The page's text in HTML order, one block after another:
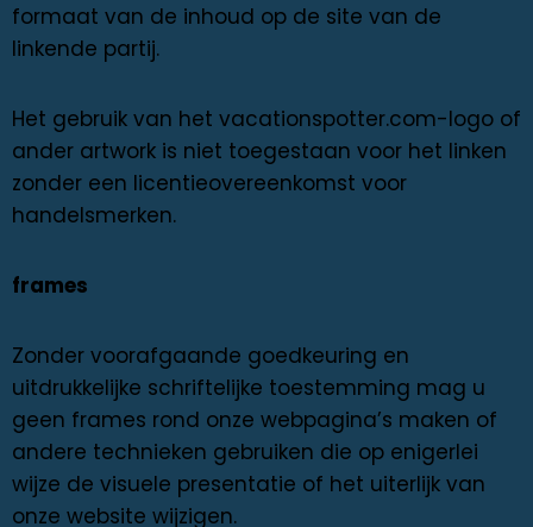
formaat van de inhoud op de site van de
linkende partij.
Het gebruik van het vacationspotter.com-logo of
ander artwork is niet toegestaan ​​voor het linken
zonder een licentieovereenkomst voor
handelsmerken.
frames
Zonder voorafgaande goedkeuring en
uitdrukkelijke schriftelijke toestemming mag u
geen frames rond onze webpagina’s maken of
andere technieken gebruiken die op enigerlei
wijze de visuele presentatie of het uiterlijk van
onze website wijzigen.